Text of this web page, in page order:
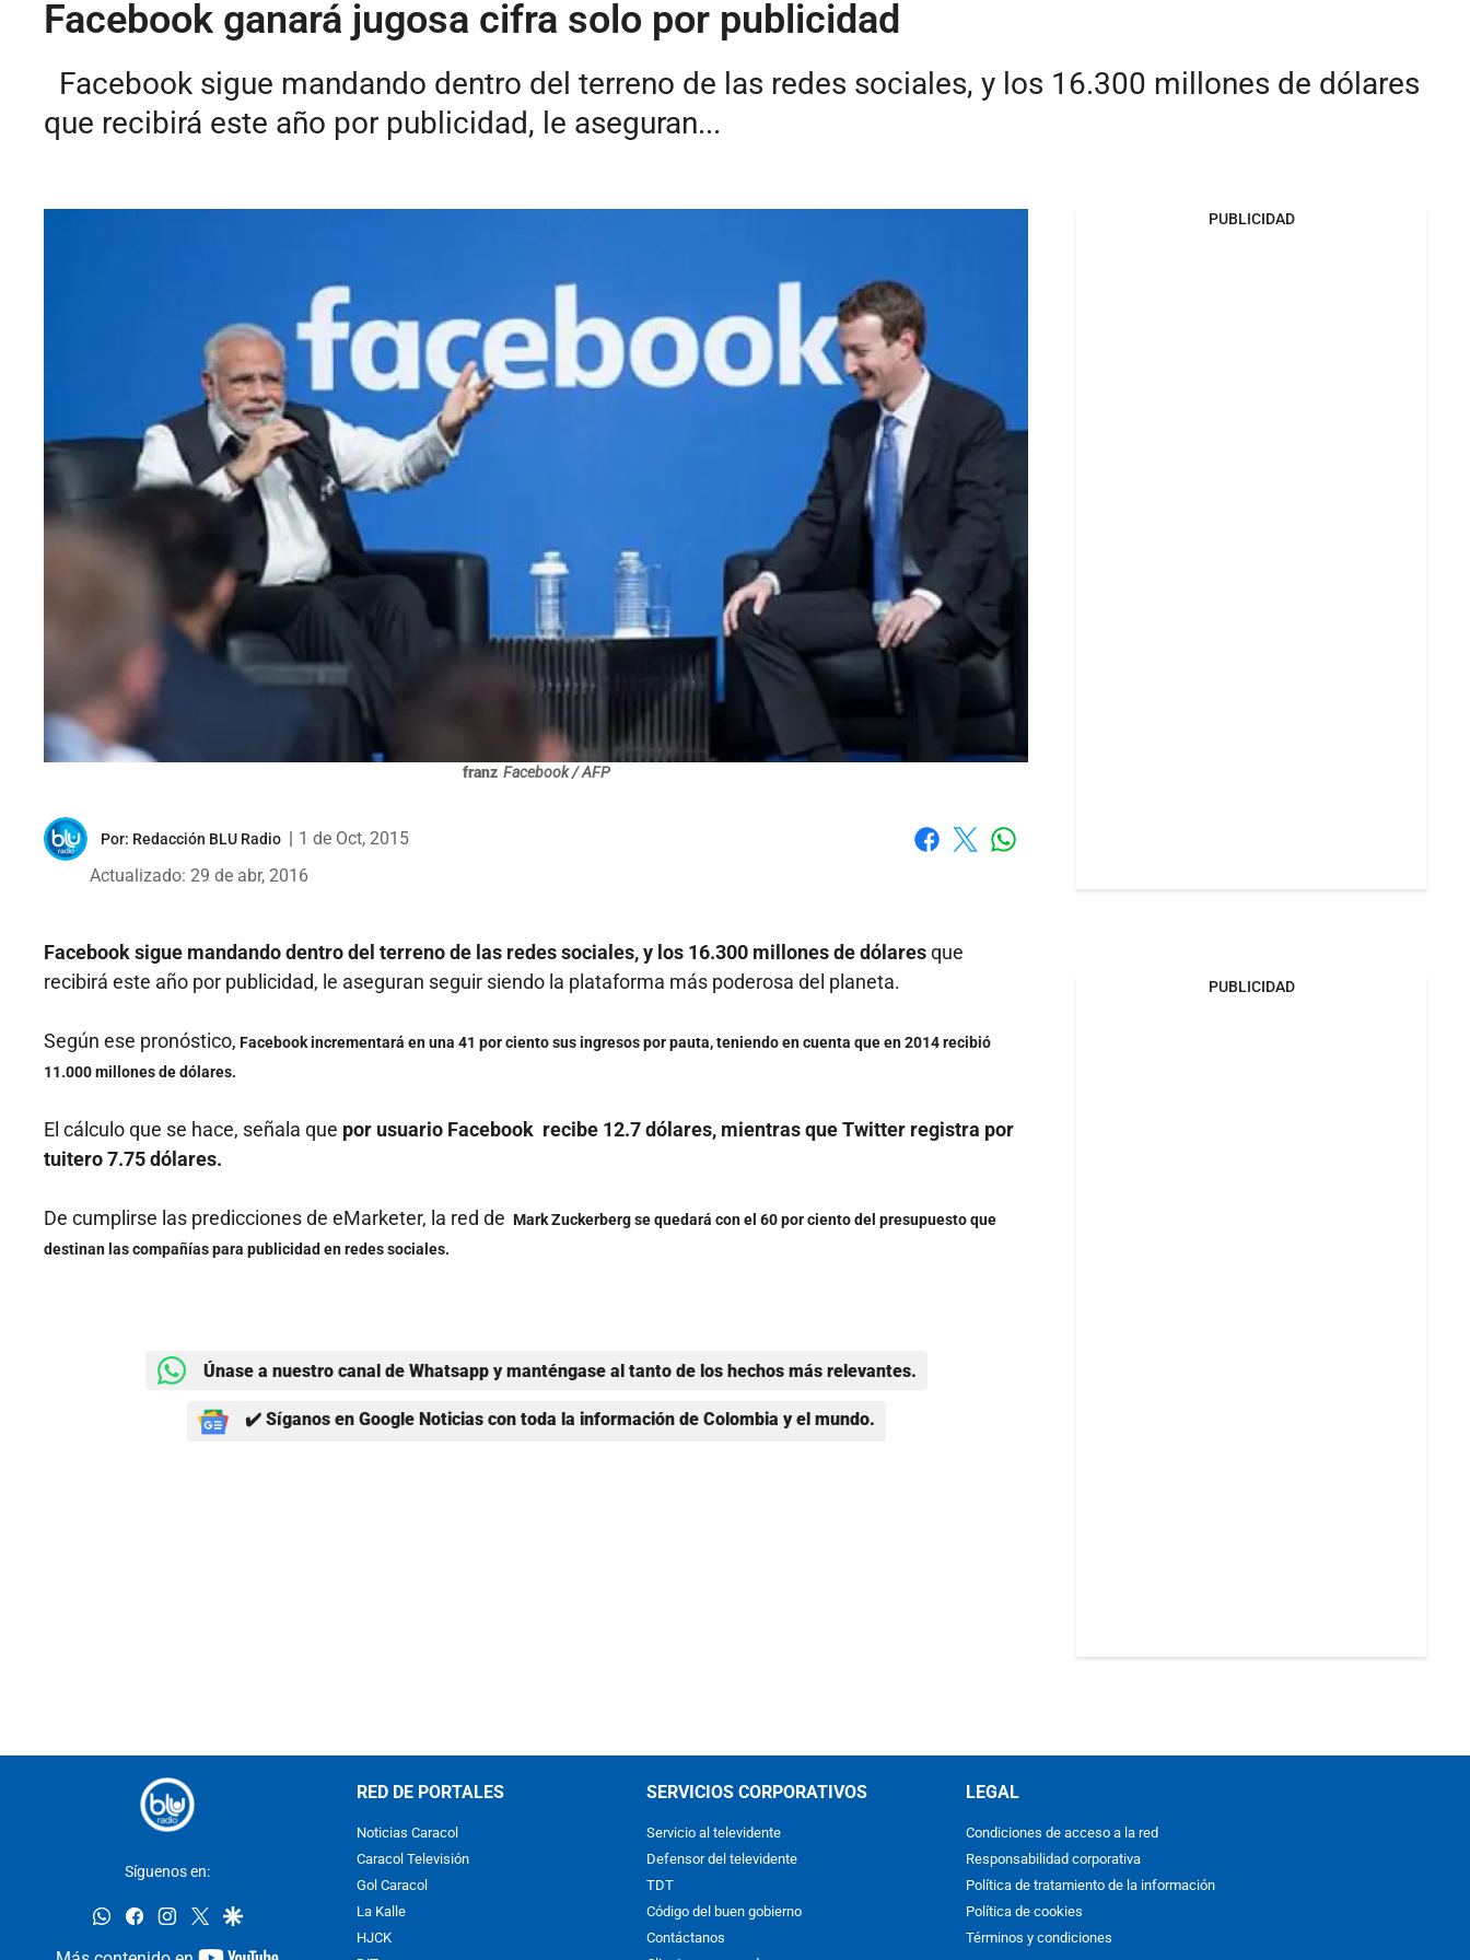
Facebook ganará jugosa cifra solo por publicidad
Facebook sigue mandando dentro del terreno de las redes sociales, y los 16.300 millones de dólares
que recibirá este año por publicidad, le aseguran...
franz Facebook / AFP
Por: Redacción BLU Radio
1 de Oct, 2015
Actualizado: 29 de abr, 2016
Facebook sigue mandando dentro del terreno de las redes sociales, y los 16.300 millones de dólaresque
recibirá este año por publicidad, le aseguran seguir siendo la plataforma más poderosa del planeta.
Según ese pronóstico, Facebook incrementará en una 41 por ciento sus ingresos por pauta, teniendo en cuenta que en 2014 recibió
11.000 millones de dólares.
El cálculo que se hace, señala que por usuario Facebook recibe 12.7 dólares, mientras que Twitter registra por
tuitero 7.75 dólares.
De cumplirse las predicciones de eMarketer, la red de Mark Zuckerberg se quedará con el 60 por ciento del presupuesto que
destinan las compañías para publicidad en redes sociales.
Únase a nuestro canal de Whatsapp y manténgase al tanto de los hechos más relevantes.
✔️ Síganos en Google Noticias con toda la información de Colombia y el mundo.
PUBLICIDAD
PUBLICIDAD
Síguenos en:
whatsappfacebookinstagram
twittergoogle
RED DE PORTALES
Noticias Caracol
Caracol Televisión
Gol Caracol
La Kalle
HJCK
SERVICIOS CORPORATIVOS
Servicio al televidente
Defensor del televidente
TDT
Código del buen gobierno
Contáctanos
LEGAL
Condiciones de acceso a la red
Responsabilidad corporativa
Política de tratamiento de la información
Política de cookies
Términos y condiciones